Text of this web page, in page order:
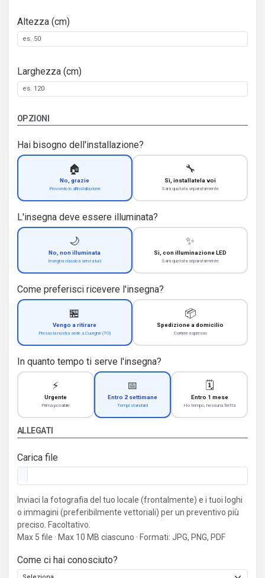
Altezza (cm)
Larghezza (cm)
OPZIONI
Hai bisogno dell'installazione?
🏠
No, grazie
Provvedo io all'installazione
🔧
Sì, installatela voi
Sarà quotata separatamente
L'insegna deve essere illuminata?
🌙
No, non illuminata
Insegna classica senza luci
✨
Sì, con illuminazione LED
Sarà quotata separatamente
Come preferisci ricevere l'insegna?
🏪
Vengo a ritirare
Presso la nostra sede a Cuorgnè (TO)
📦
Spedizione a domicilio
Corriere espresso
In quanto tempo ti serve l'insegna?
⚡
Urgente
Prima possibile
📅
Entro 2 settimane
Tempi standard
🗓️
Entro 1 mese
Ho tempo, nessuna fretta
ALLEGATI
Carica file
Inviaci la fotografia del tuo locale (frontalmente) e i tuoi loghi
o immagini (preferibilmente vettoriali) per un preventivo più
preciso. Facoltativo.
Max 5 file · Max 10 MB ciascuno · Formati: JPG, PNG, PDF
Come ci hai conosciuto?